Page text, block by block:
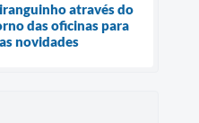
através do
das oficinas para
novidades